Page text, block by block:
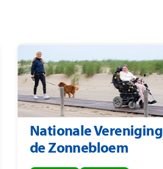
Nationale Vereniging
de Zonnebloem